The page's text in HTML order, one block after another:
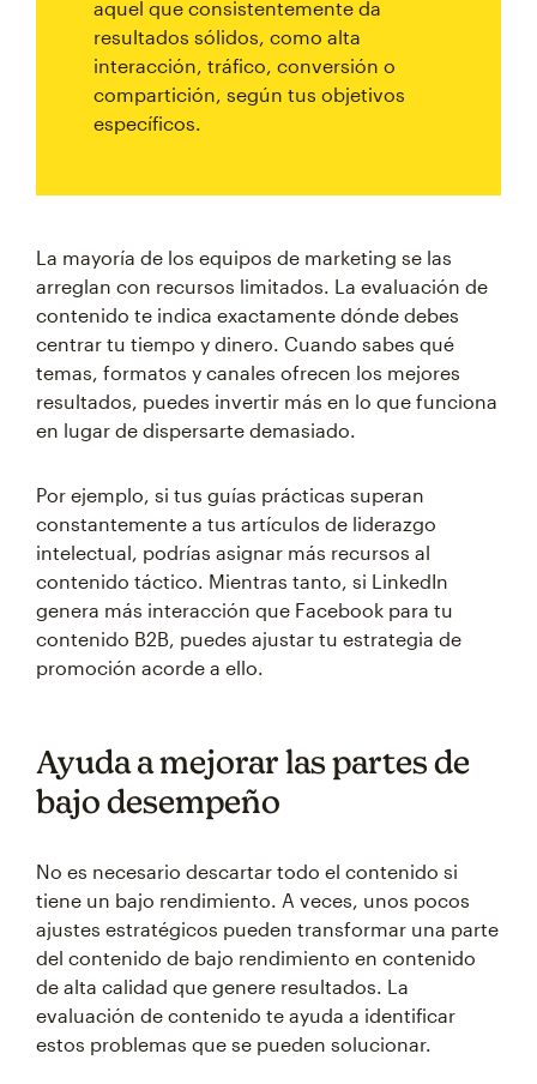
aquel que consistentemente da
resultados sólidos, como alta
interacción, tráfico, conversión o
compartición, según tus objetivos
específicos.
La mayoría de los equipos de marketing se las
arreglan con recursos limitados. La evaluación de
contenido te indica exactamente dónde debes
centrar tu tiempo y dinero. Cuando sabes qué
temas, formatos y canales ofrecen los mejores
resultados, puedes invertir más en lo que funciona
en lugar de dispersarte demasiado.
Por ejemplo, si tus guías prácticas superan
constantemente a tus artículos de liderazgo
intelectual, podrías asignar más recursos al
contenido táctico. Mientras tanto, si LinkedIn
genera más interacción que Facebook para tu
contenido B2B, puedes ajustar tu estrategia de
promoción acorde a ello.
Ayuda a mejorar las partes de
bajo desempeño
No es necesario descartar todo el contenido si
tiene un bajo rendimiento. A veces, unos pocos
ajustes estratégicos pueden transformar una parte
del contenido de bajo rendimiento en contenido
de alta calidad que genere resultados. La
evaluación de contenido te ayuda a identificar
estos problemas que se pueden solucionar.